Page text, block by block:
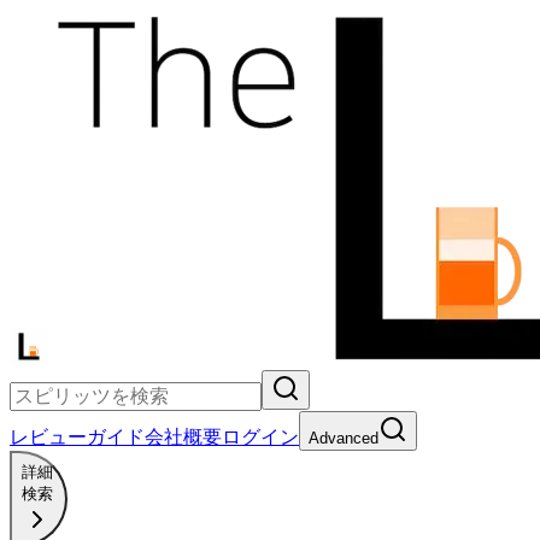
レビューガイド会社概要ログイン Advanced
詳細
検索